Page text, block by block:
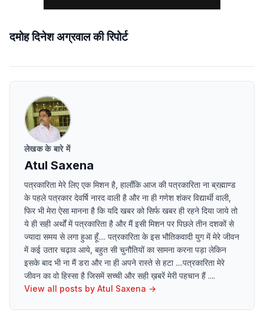
दमोह दिनेश अग्रवाल की रिपोर्ट
लेखक के बारे में
Atul Saxena
पत्रकारिता मेरे लिए एक मिशन है, हालाँकि आज की पत्रकारिता ना ब्रह्माण्ड
के पहले पत्रकार देवर्षि नारद वाली है और ना ही गणेश शंकर विद्यार्थी वाली,
फिर भी मेरा ऐसा मानना है कि यदि खबर को सिर्फ खबर ही रहने दिया जाये तो
ये ही सही अर्थों में पत्रकारिता है और मैं इसी मिशन पर पिछले तीन दशकों से
ज्यादा समय से लगा हुआ हूँ.... पत्रकारिता के इस भौतिकवादी युग में मेरे जीवन
में कई उतार चढ़ाव आये, बहुत सी चुनौतियों का सामना करना पड़ा लेकिन
इसके बाद भी ना मैं डरा और ना ही अपने रास्ते से हटा ....पत्रकारिता मेरे
जीवन का वो हिस्सा है जिसमें सच्ची और सही ख़बरें मेरी पहचान हैं ....
View all posts by Atul Saxena →